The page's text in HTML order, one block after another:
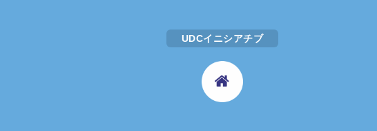
UDCイニシアチブ